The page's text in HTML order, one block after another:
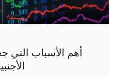
أهم الأسباب